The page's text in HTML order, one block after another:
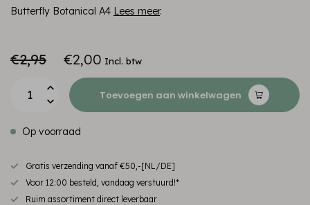
Butterfly Botanical A4 Lees meer.
€2,95 €2,00 Incl. btw
Toevoegen aan winkelwagen
Op voorraad
Gratis verzending vanaf €50,-[NL/DE]
Voor 12:00 besteld, vandaag verstuurd!*
Ruim assortiment direct leverbaar